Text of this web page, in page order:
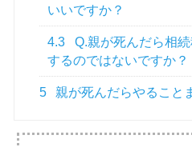
いいですか？
4.3
Q.親が死んだら相
するのではないですか？
5 親が死んだらやること